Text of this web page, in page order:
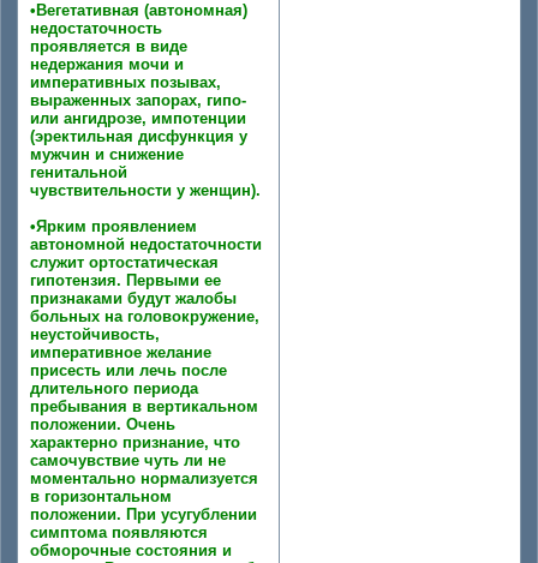
•Вегетативная (автономная)
недостаточность
проявляется в виде
недержания мочи и
императивных позывах,
выраженных запорах, гипо-
или ангидрозе, импотенции
(эректильная дисфункция у
мужчин и снижение
генитальной
чувствительности у женщин).
•Ярким проявлением
автономной недостаточности
служит ортостатическая
гипотензия. Первыми ее
признаками будут жалобы
больных на головокружение,
неустойчивость,
императивное желание
присесть или лечь после
длительного периода
пребывания в вертикальном
положении. Очень
характерно признание, что
самочувствие чуть ли не
моментально нормализуется
в горизонтальном
положении. При усугублении
симптома появляются
обморочные состояния и